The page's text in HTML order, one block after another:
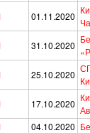
01.11.2020
31.10.2020
25.10.2020
17.10.2020
04.10.2020